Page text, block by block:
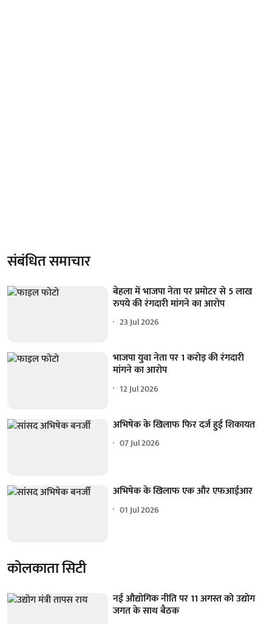
संबंधित समाचार
बेहला में भाजपा नेता पर प्रमोटर से 5 लाख
रुपये की रंगदारी मांगने का आरोप
23 Jul 2026
भाजपा युवा नेता पर 1 करोड़ की रंगदारी
मांगने का आरोप
12 Jul 2026
अभिषेक के खिलाफ फिर दर्ज हुई शिकायत
07 Jul 2026
अभिषेक के खिलाफ एक और एफआईआर
01 Jul 2026
कोलकाता सिटी
नई औद्योगिक नीति पर 11 अगस्त को उद्योग
जगत के साथ बैठक